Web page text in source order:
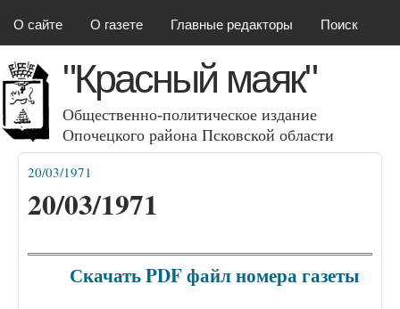
О сайте О газете Главные редакторы Поиск
"Красный маяк"
Общественно-политическое издание
Опочецкого района Псковcкой области
Вы здесь
20/03/1971
20/03/1971
Скачать PDF файл номера газеты